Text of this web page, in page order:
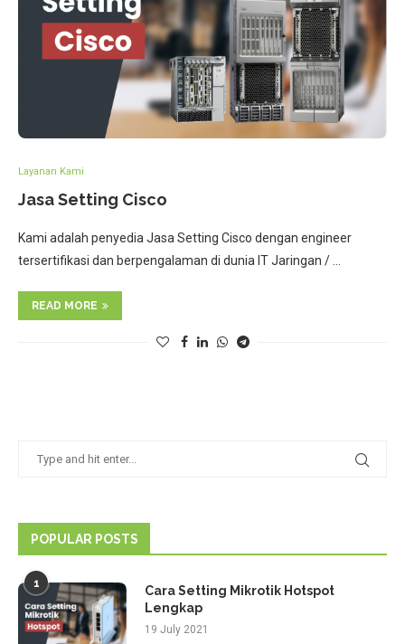
Layanan Kami
Jasa Setting Cisco
Kami adalah penyedia Jasa Setting Cisco dengan engineer
tersertifikasi dan berpengalaman di dunia IT Jaringan / …
READ MORE
POPULAR POSTS
1
Cara Setting Mikrotik Hotspot
Lengkap
19 July 2021